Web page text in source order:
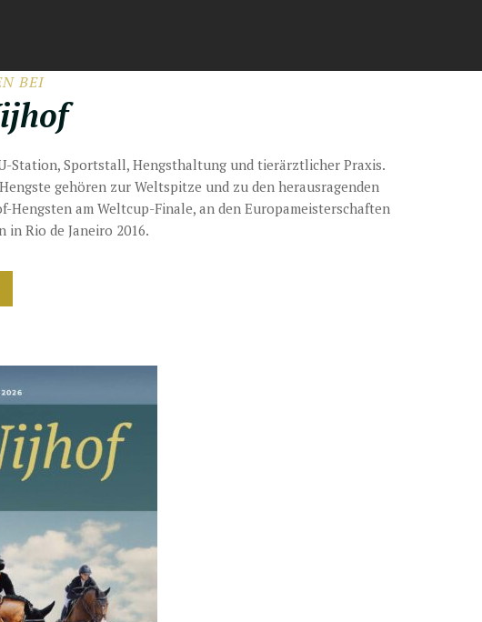
BEI
Station, Sportstall, Hengsthaltung und tierärztlicher Praxis.
gehören zur Weltspitze und zu den herausragenden
am Weltcup-Finale, an den Europameisterschaften
in Rio de Janeiro 2016.